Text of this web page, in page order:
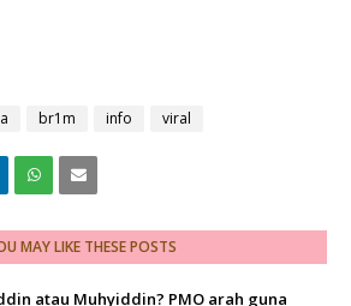
br1m info viral
MAY LIKE THESE POSTS
atau Muhyiddin? PMO arah guna